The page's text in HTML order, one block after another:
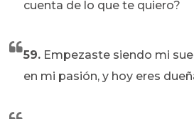
cuenta de lo que te quiero?
59. Empezaste siendo mi
en mi pasión, y hoy eres